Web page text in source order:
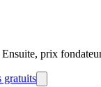
Ensuite, prix
gratuits